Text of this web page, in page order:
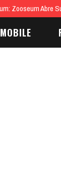
Z LLEGA A
MOBILE